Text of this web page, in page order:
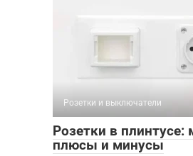
Розетки и выключатели
Розетки в плинтусе:
плюсы и минусы